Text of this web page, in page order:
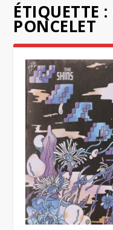
ÉTIQUETTE :
PONCELET